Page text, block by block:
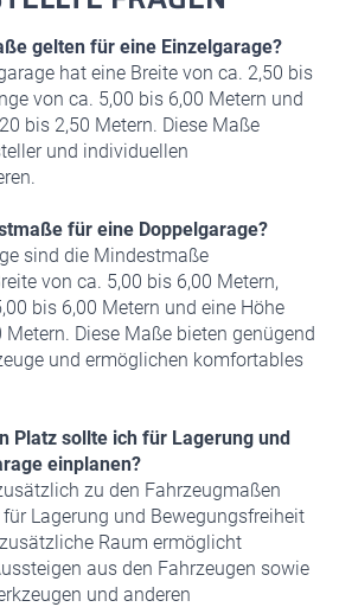
gelten für eine Einzelgarage?
hat eine Breite von ca. 2,50 bis
von ca. 5,00 bis 6,00 Metern und
bis 2,50 Metern. Diese Maße
und individuellen
für eine Doppelgarage?
sind die Mindestmaße
von ca. 5,00 bis 6,00 Metern,
bis 6,00 Metern und eine Höhe
Diese Maße bieten genügend
und ermöglichen komfortables
Platz sollte ich für Lagerung und
einplanen?
zu den Fahrzeugmaßen
Lagerung und Bewegungsfreiheit
Raum ermöglicht
aus den Fahrzeugen sowie
und anderen